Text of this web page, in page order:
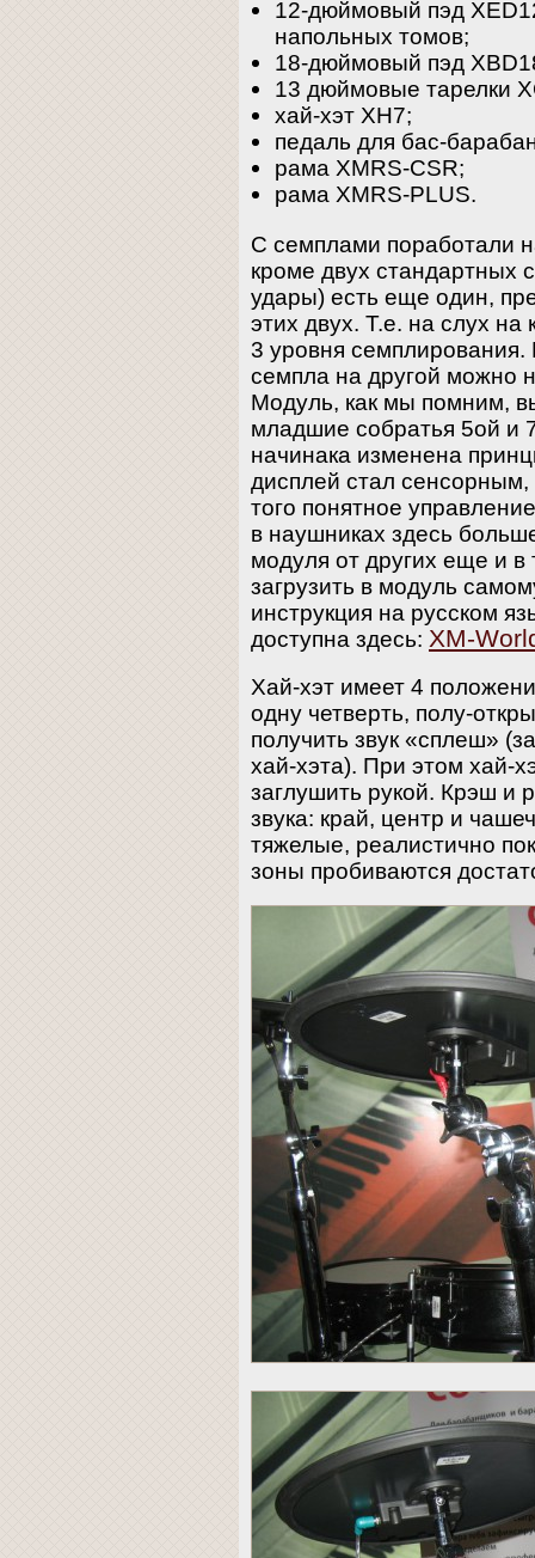
12-дюймовый пэд
напольных томов;
18-дюймовый пэд
13 дюймовые тарелки
хай-хэт XH7;
педаль для бас-
рама XMRS-CSR;
рама XMRS-PLUS.
С семплами поработали
кроме двух стандартных
удары) есть еще один,
этих двух. Т.е. на слух
3 уровня
семпла на другой можно
Модуль, как мы помним,
младшие собратья 5ой и
начинака изменена
дисплей стал
того понятное
в наушниках здесь
модуля от других еще и
загрузить в модуль
инструкция на русском
доступна здесь: XM-
Хай-хэт имеет 4
одну четверть, полу-
получить звук «сплеш»
хай-хэта). При этом хай-
заглушить рукой. Крэш и
звука: край, центр и
тяжелые, реалистично
зоны пробиваются